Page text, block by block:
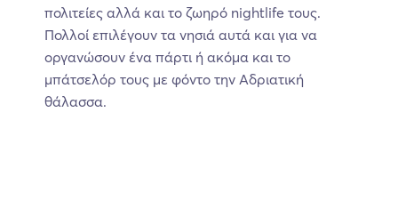
πολιτείες αλλά και το ζωηρό nightlife τους.
Πολλοί επιλέγουν τα νησιά αυτά και για να
οργανώσουν ένα πάρτι ή ακόμα και το
μπάτσελόρ τους με φόντο την Αδριατική
θάλασσα.